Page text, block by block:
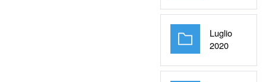
Luglio
2020Cartella